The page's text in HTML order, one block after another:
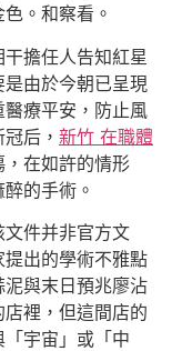
。和察看。
擔任人告知紅星
由於今朝已呈現
療平安，防止風
后， 新竹 在職體
在如許的情形
的手術。
件并非官方文
出的學術不雅點
與末日預兆廖沾
裡，但這間店的
宇宙」或「中